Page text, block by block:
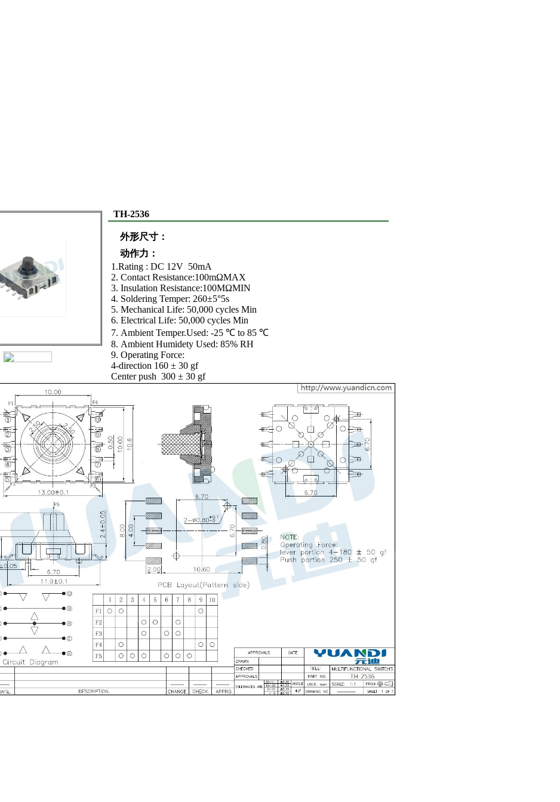
TH-2536
外形尺寸：
动作力：
1.Rating : DC 12V 50mA
2. Contact Resistance:100mΩMAX
3. Insulation Resistance:100MΩMIN
4. Soldering Temper: 260±5°5s
5. Mechanical Life: 50,000 cycles Min
6. Electrical Life: 50,000 cycles Min
7. Ambient Temper.Used: -25 ℃ to 85 ℃
8. Ambient Humidety Used: 85% RH
9. Operating Force:
4-direction 160 ± 30 gf
Center push 300 ± 30 gf